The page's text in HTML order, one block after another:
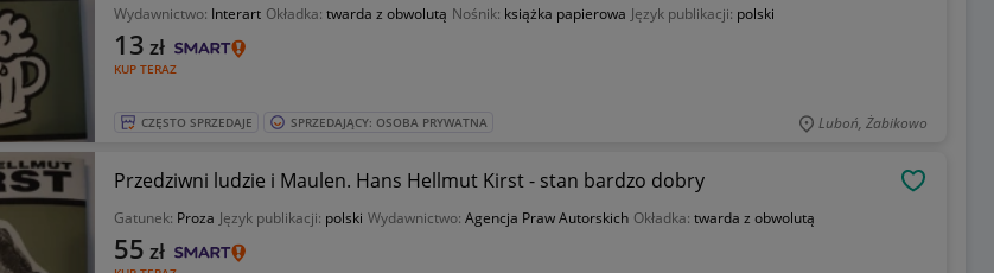
Wydawnictwo: Interart Okładka: twarda z obwolutą Nośnik: książka papierowa Język publikacji: polski
KUP TERAZ
13 zł
CZĘSTO SPRZEDAJE SPRZEDAJĄCY: OSOBA PRYWATNA Luboń, Żabikowo
Przedziwni ludzie i Maulen. Hans Hellmut Kirst - stan bardzo dobry
Gatunek: Proza Język publikacji: polski Wydawnictwo: Agencja Praw Autorskich Okładka: twarda z obwolutą
55 zł